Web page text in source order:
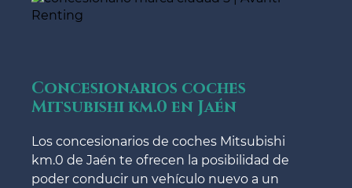
Concesionarios coches
Mitsubishi km.0 en Jaén
Los concesionarios de coches Mitsubishi
km.0 de Jaén te ofrecen la posibilidad de
poder conducir un vehículo nuevo a un